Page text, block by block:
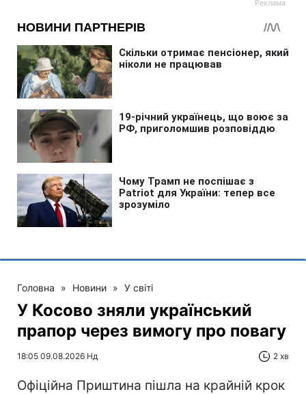
Головна » Новини » У світі
У Косово зняли український
прапор через вимогу про повагу
18:05 09.08.2026 Нд 2 хв
Офіційна Приштина пішла на крайній крок